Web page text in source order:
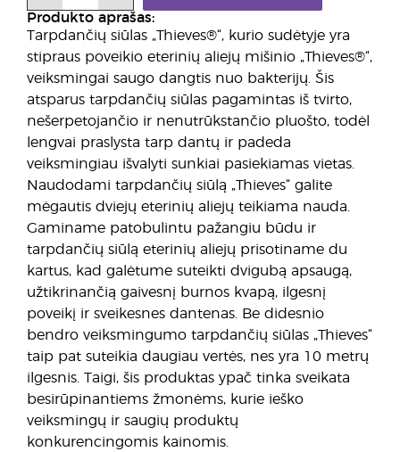
Produkto aprašas:
Tarpdančių siūlas „Thieves®“, kurio sudėtyje yra
stipraus poveikio eterinių aliejų mišinio „Thieves®“,
veiksmingai saugo dangtis nuo bakterijų. Šis
atsparus tarpdančių siūlas pagamintas iš tvirto,
nešerpetojančio ir nenutrūkstančio pluošto, todėl
lengvai praslysta tarp dantų ir padeda
veiksmingiau išvalyti sunkiai pasiekiamas vietas.
Naudodami tarpdančių siūlą „Thieves“ galite
mėgautis dviejų eterinių aliejų teikiama nauda.
Gaminame patobulintu pažangiu būdu ir
tarpdančių siūlą eterinių aliejų prisotiname du
kartus, kad galėtume suteikti dvigubą apsaugą,
užtikrinančią gaivesnį burnos kvapą, ilgesnį
poveikį ir sveikesnes dantenas. Be didesnio
bendro veiksmingumo tarpdančių siūlas „Thieves“
taip pat suteikia daugiau vertės, nes yra 10 metrų
ilgesnis. Taigi, šis produktas ypač tinka sveikata
besirūpinantiems žmonėms, kurie ieško
veiksmingų ir saugių produktų
konkurencingomis kainomis.